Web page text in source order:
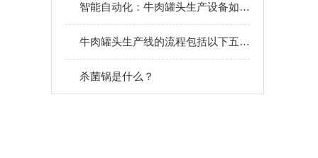
智能自动化：牛肉罐头生产设备如何重塑食品生产流程
牛肉罐头生产线的流程包括以下五大步骤
杀菌锅是什么？